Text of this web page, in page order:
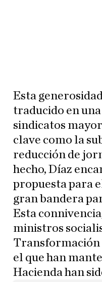
Esta
traducido en
sindicatos
clave como la
reducción de
hecho, Díaz
propuesta para
gran bandera
Esta
ministros
Transformación
el que han
Hacienda han